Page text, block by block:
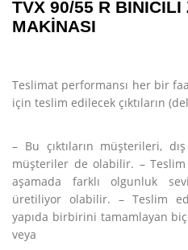
TVX 90/55 R
MAKİNASI
Teslimat performansı her bir
için teslim edilecek çıktıların
– Bu çıktıların müşterileri,
müşteriler de olabilir. – Teslim
aşamada farklı olgunluk
üretiliyor olabilir. – Teslim
yapıda birbirini tamamlayan
veya